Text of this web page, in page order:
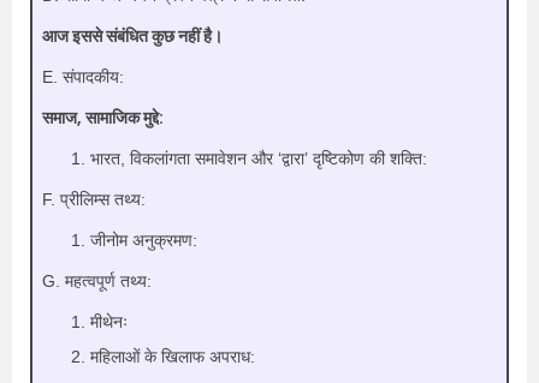
आज इससे संबंधित कुछ नहीं है।
E. संपादकीय:
समाज, सामाजिक मुद्दे:
भारत, विकलांगता समावेशन और ‘द्वारा’ दृष्टिकोण की शक्ति:
F. प्रीलिम्स तथ्य:
जीनोम अनुक्रमण:
G. महत्वपूर्ण तथ्य:
मीथेनः
महिलाओं के खिलाफ अपराध: